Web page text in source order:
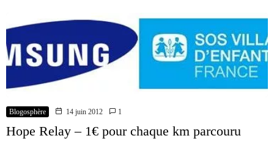
Blogosphère 14 juin 2012 1
Hope Relay – 1€ pour chaque km parcouru